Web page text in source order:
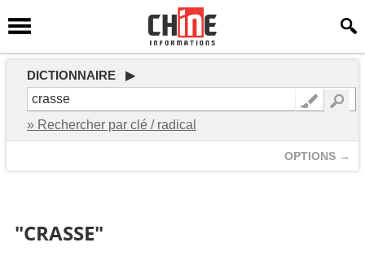
DICTIONNAIRE ▶
» Rechercher par clé / radical
OPTIONS →
"CRASSE"